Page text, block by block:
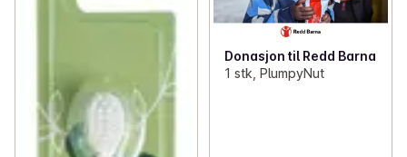
Donasjon til Redd Barna
1 stk, PlumpyNut